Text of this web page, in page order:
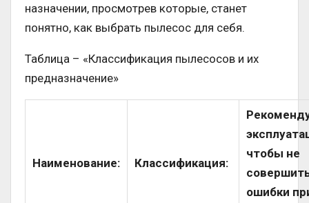
назначении, просмотрев которые, станет
понятно, как выбрать пылесос для себя.
Таблица – «Классификация пылесосов и их
предназначение»
Наименование: Классификация:
чтобы не
ошибки